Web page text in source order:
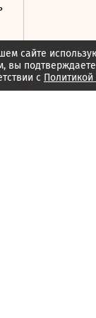
сайте
вы
с